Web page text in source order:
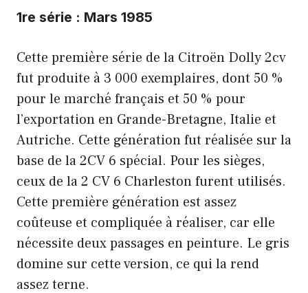
1re série : Mars 1985
Cette première série de la Citroën Dolly 2cv
fut produite à 3 000 exemplaires, dont 50 %
pour le marché français et 50 % pour
l’exportation en Grande-Bretagne, Italie et
Autriche. Cette génération fut réalisée sur la
base de la 2CV 6 spécial. Pour les sièges,
ceux de la 2 CV 6 Charleston furent utilisés.
Cette première génération est assez
coûteuse et compliquée à réaliser, car elle
nécessite deux passages en peinture. Le gris
domine sur cette version, ce qui la rend
assez terne.